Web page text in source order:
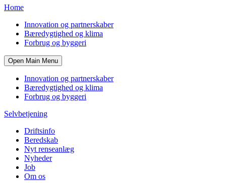
Home
Innovation og partnerskaber
Bæredygtighed og klima
Forbrug og byggeri
Open Main Menu
Innovation og partnerskaber
Bæredygtighed og klima
Forbrug og byggeri
Selvbetjening
Driftsinfo
Beredskab
Nyt renseanlæg
Nyheder
Job
Om os